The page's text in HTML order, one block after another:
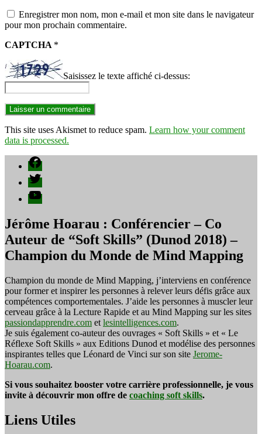
Enregistrer mon nom, mon e-mail et mon site dans le navigateur
pour mon prochain commentaire.
CAPTCHA *
Saisissez le texte affiché ci-dessus:
This site uses Akismet to reduce spam. Learn how your comment
data is processed.
Facebook
Twitter
YouTube
Jérôme Hoarau : Conférencier – Co
Auteur de “Soft Skills” (Dunod 2018) –
Champion du Monde de Mind Mapping
Champion du monde de Mind Mapping, j’interviens en conférence
pour former et inspirer les personnes à relever leurs défis grâce aux
compétences comportementales. J’aide les personnes à muscler leur
cerveau grâce à la Lecture Rapide et au Mind Mapping sur les sites
passiondapprendre.com et lesintelligences.com.
Je suis également co-auteur des ouvrages « Soft Skills » et « Le
Réflexe Soft Skills » aux Editions Dunod et modélise des personnes
inspirantes telles que Léonard de Vinci sur son site Jerome-
Hoarau.com.
Si vous souhaitez booster votre carrière professionnelle, je vous
invite à découvrir mon offre de coaching soft skills.
Liens Utiles